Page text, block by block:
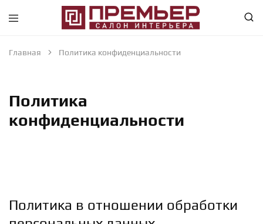
Премьер
Салон
Крупнейший
Абакане
Главная Политика конфиденциальности
Политика
конфиденциальности
Политика в отношении обработки